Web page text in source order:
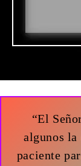
“El
algunos la
paciente